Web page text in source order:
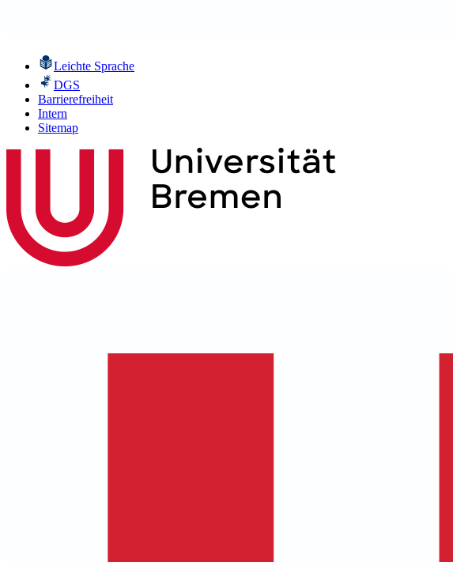
Leichte Sprache
DGS
Barrierefreiheit
Intern
Sitemap